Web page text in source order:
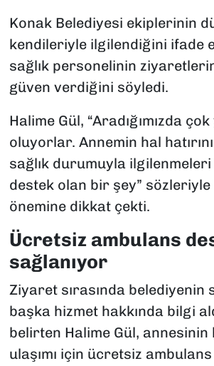
Konak Belediyesi ekiplerinin
kendileriyle ilgilendiğini ifade
sağlık personelinin
güven verdiğini söyledi.
Halime Gül, “Aradığımızda çok
oluyorlar. Annemin hal
sağlık durumuyla
destek olan bir şey” sözleriyle
önemine dikkat çekti.
Ücretsiz ambulans
sağlanıyor
Ziyaret sırasında belediyenin
başka hizmet hakkında bilgi
belirten Halime Gül, annesinin
ulaşımı için ücretsiz